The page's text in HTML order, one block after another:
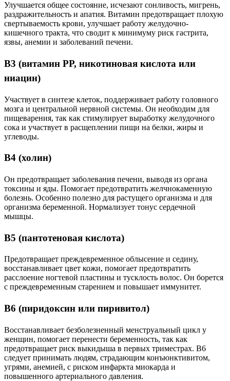
Улучшается общее состояние, исчезают сонливость, мигрень,
раздражительность и апатия. Витамин предотвращает плохую
свертываемость крови, улучшает работу желудочно-
кишечного тракта, что сводит к минимуму риск гастрита,
язвы, анемии и заболеваний печени.
В3 (витамин РР, никотиновая кислота или
ниацин)
Участвует в синтезе клеток, поддерживает работу головного
мозга и центральной нервной системы. Он необходим для
пищеварения, так как стимулирует выработку желудочного
сока и участвует в расщеплении пищи на белки, жиры и
углеводы.
В4 (холин)
Он предотвращает заболевания печени, выводя из органа
токсины и яды. Помогает предотвратить желчнокаменную
болезнь. Особенно полезно для растущего организма и для
организма беременной. Нормализует тонус сердечной
мышцы.
В5 (пантотеновая кислота)
Предотвращает преждевременное облысение и седину,
восстанавливает цвет кожи, помогает предотвратить
расслоение ногтевой пластины и тусклость волос. Он борется
с преждевременным старением и повышает иммунитет.
В6 (пиридоксин или пиривитол)
Восстанавливает безболезненный менструальный цикл у
женщин, помогает перенести беременность, так как
предотвращает риск выкидыша в первых триместрах. B6
следует принимать людям, страдающим конъюнктивитом,
угрями, анемией, с риском инфаркта миокарда и
повышенного артериального давления.